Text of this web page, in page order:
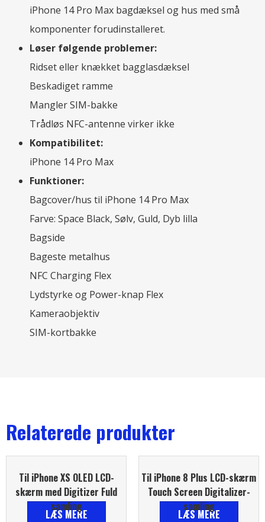
iPhone 14 Pro Max bagdæksel og hus med små
komponenter forudinstalleret.
Løser følgende problemer:
Ridset eller knækket bagglasdæksel
Beskadiget ramme
Mangler SIM-bakke
Trådløs NFC-antenne virker ikke
Kompatibilitet:
iPhone 14 Pro Max
Funktioner:
Bagcover/hus til iPhone 14 Pro Max
Farve: Space Black, Sølv, Guld, Dyb lilla
Bagside
Bageste metalhus
NFC Charging Flex
Lydstyrke og Power-knap Flex
Kameraobjektiv
SIM-kortbakke
Relaterede produkter
Til iPhone XS OLED LCD-
skærm med Digitizer Fuld
samling
LÆS MERE
Til iPhone 8 Plus LCD-skærm
Touch Screen Digitalizer-
samling
LÆS MERE